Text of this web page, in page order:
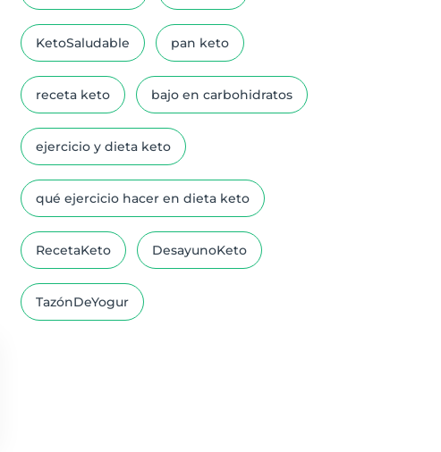
KetoSaludable pan keto
receta keto bajo en carbohidratos
ejercicio y dieta keto
qué ejercicio hacer en dieta keto
RecetaKeto DesayunoKeto
TazónDeYogur